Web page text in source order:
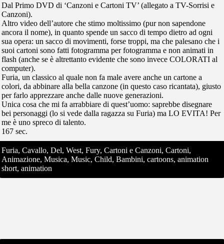
Dal Primo DVD di ‘Canzoni e Cartoni TV’ (allegato a TV-Sorrisi e
Canzoni).
Altro video dell’autore che stimo moltissimo (pur non sapendone
ancora il nome), in quanto spende un sacco di tempo dietro ad ogni
sua opera: un sacco di movimenti, forse troppi, ma che palesano che i
suoi cartoni sono fatti fotogramma per fotogramma e non animati in
flash (anche se è altrettanto evidente che sono invece COLORATI al
computer).
Furia, un classico al quale non fa male avere anche un cartone a
colori, da abbinare alla bella canzone (in questo caso ricantata), giusto
per farlo apprezzare anche dalle nuove generazioni.
Unica cosa che mi fa arrabbiare di quest’uomo: saprebbe disegnare
bei personaggi (lo si vede dalla ragazza su Furia) ma LO EVITA! Per
me è uno spreco di talento.
167 sec.
Furia, Cavallo, Del, West, Fury, Cartoni e Canzoni, Cartoni,
Animazione, Musica, Music, Child, Bambini, cartoons, animation
short, animation